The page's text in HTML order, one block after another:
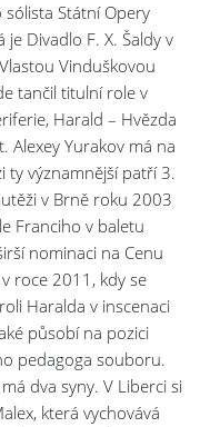
sólista Státní Opery
Divadlo F. X. Šaldy v
Vinduškovou
tančil titulní role v
Harald – Hvězda
Alexey Yurakov má na
ty významnější patří 3.
v Brně roku 2003
Franciho v baletu
nominaci na Cenu
roce 2011, kdy se
Haralda v inscenaci
působí na pozici
pedagoga souboru.
dva syny. V Liberci si
která vychovává